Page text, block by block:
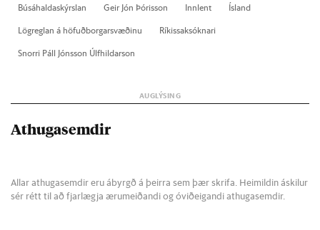
Búsáhalda­skýrsl­an Geir Jón Þór­is­son Inn­lent
Ís­land
Lög­regl­an á höf­uð­borg­ar­svæð­inu
Rík­is­sak­sókn­ari
Snorri Páll Jóns­son Úlf­hild­ar­son
Athugasemdir
Allar athugasemdir eru ábyrgð á þeirra sem þær skrifa. Heimildin áskilur
sér rétt til að fjarlægja ærumeiðandi og óviðeigandi athugasemdir.